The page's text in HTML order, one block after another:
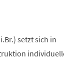
setzt sich in